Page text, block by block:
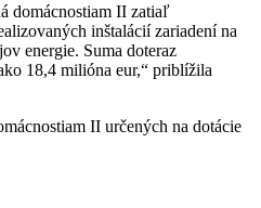
domácnostiam II zatiaľ
inštalácií zariadení na
energie. Suma doteraz
18,4 milióna eur,“ priblížila
II určených na dotácie